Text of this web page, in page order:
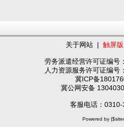
关于网站 | 触屏版
劳务派遣经营许可证编号
人力资源服务许可证编号
冀ICP备
冀公网安备
客服电话：
Powered by